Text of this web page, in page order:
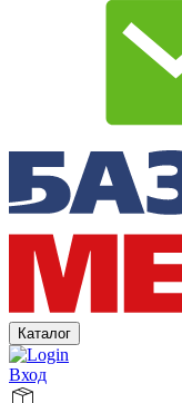
Каталог
Вход